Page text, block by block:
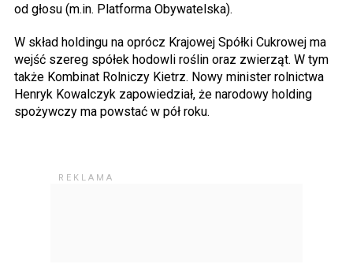
od głosu (m.in. Platforma Obywatelska).
W skład holdingu na oprócz Krajowej Spółki Cukrowej ma
wejść szereg spółek hodowli roślin oraz zwierząt. W tym
także Kombinat Rolniczy Kietrz. Nowy minister rolnictwa
Henryk Kowalczyk zapowiedział, że narodowy holding
spożywczy ma powstać w pół roku.